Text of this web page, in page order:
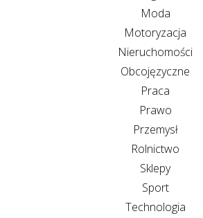
Moda
Motoryzacja
Nieruchomości
Obcojęzyczne
Praca
Prawo
Przemysł
Rolnictwo
Sklepy
Sport
Technologia